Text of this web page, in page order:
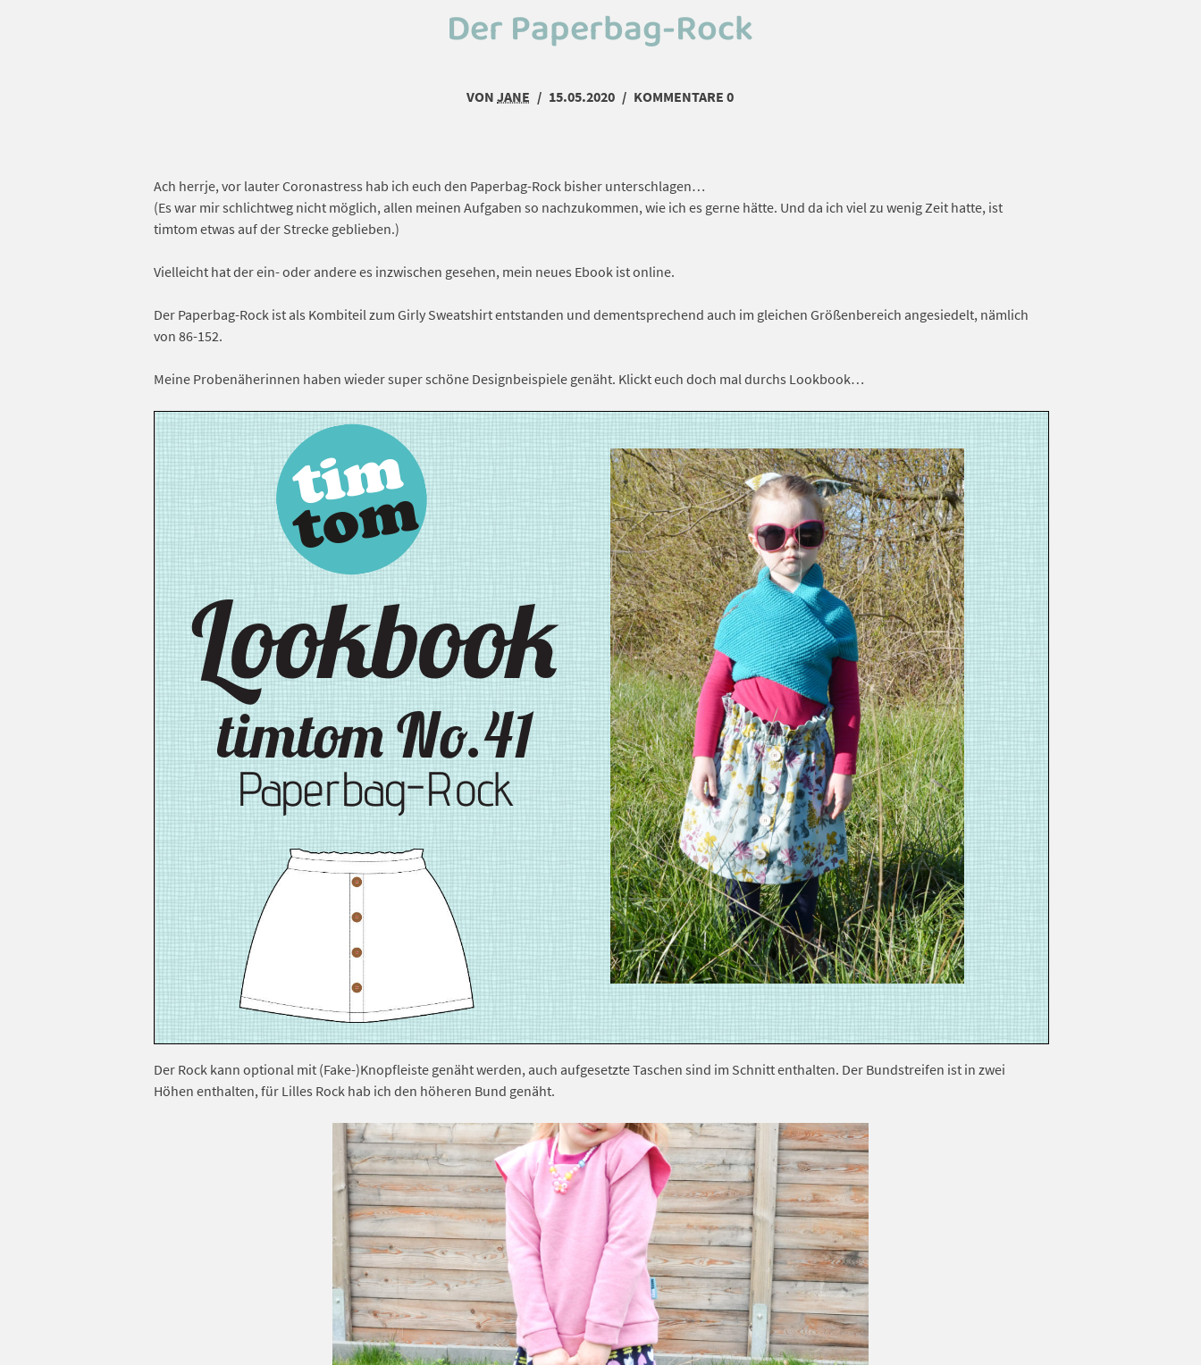
Der Paperbag-Rock
VONJANE / 15.05.2020 / KOMMENTARE 0
Ach herrje, vor lauter Coronastress hab ich euch den Paperbag-Rock bisher unterschlagen…
(Es war mir schlichtweg nicht möglich, allen meinen Aufgaben so nachzukommen, wie ich es gerne hätte. Und da ich viel zu wenig Zeit hatte, ist
timtom etwas auf der Strecke geblieben.)
Vielleicht hat der ein- oder andere es inzwischen gesehen, mein neues Ebook ist online.
Der Paperbag-Rock ist als Kombiteil zum Girly Sweatshirt entstanden und dementsprechend auch im gleichen Größenbereich angesiedelt, nämlich
von 86-152.
Meine Probenäherinnen haben wieder super schöne Designbeispiele genäht. Klickt euch doch mal durchs Lookbook…
Der Rock kann optional mit (Fake-)Knopfleiste genäht werden, auch aufgesetzte Taschen sind im Schnitt enthalten. Der Bundstreifen ist in zwei
Höhen enthalten, für Lilles Rock hab ich den höheren Bund genäht.